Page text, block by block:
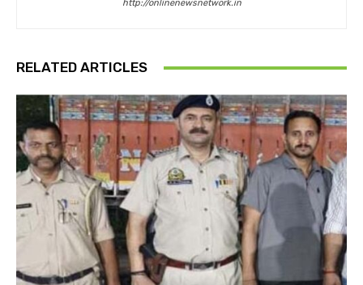
http://onlinenewsnetwork.in
RELATED ARTICLES